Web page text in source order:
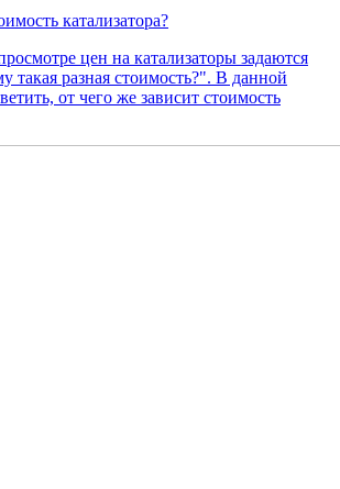
катализатора?
цен на катализаторы задаются
такая разная стоимость?". В данной
от чего же зависит стоимость